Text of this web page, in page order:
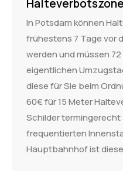
In Potsdam können
frühestens 7 Tage vor
werden und müssen
eigentlichen
diese für Sie beim
60€ für 15 Meter
Schilder termingerecht
frequentierten
Hauptbahnhof ist